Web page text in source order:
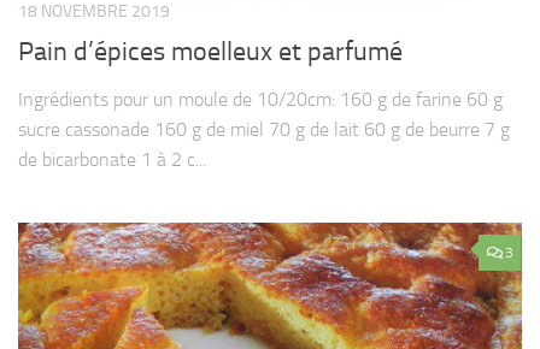
18 NOVEMBRE 2019
Pain d’épices moelleux et parfumé
Ingrédients pour un moule de 10/20cm: 160 g de farine 60 g
sucre cassonade 160 g de miel 70 g de lait 60 g de beurre 7 g
de bicarbonate 1 à 2 c...
3